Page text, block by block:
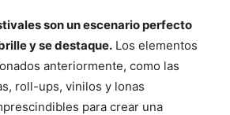
son un escenario perfecto
y se destaque. Los elementos
anteriormente, como las
roll-ups, vinilos y lonas
para crear una